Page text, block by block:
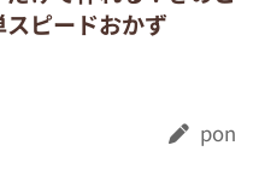
スピードおかず
pon